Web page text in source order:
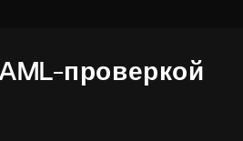
проверкой